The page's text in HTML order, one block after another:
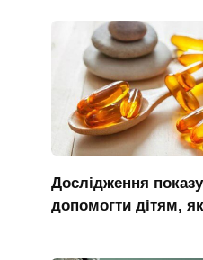
Дослідження
допомогти дітям,